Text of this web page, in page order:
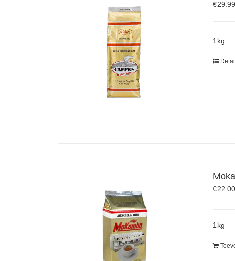
€29.99
1kg
€22.00
1kg